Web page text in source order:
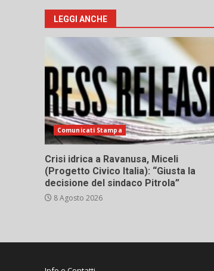
LEGGI ANCHE
Comunicati Stampa
Crisi idrica a Ravanusa, Miceli
(Progetto Civico Italia): “Giusta la
decisione del sindaco Pitrola”
8 Agosto 2026